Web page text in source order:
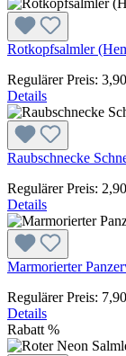
Rotkopfsalmler
Regulärer Preis:
Details
Raubschnecke
Regulärer Preis:
Details
Marmorierter
Regulärer Preis:
Details
Rabatt %